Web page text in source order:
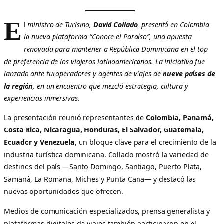
E l ministro de Turismo,David Collado, presentó en Colombia
la nueva plataforma “Conoce el Paraíso”, una apuesta
renovada para mantener a República Dominicana en el top
de preferencia de los viajeros latinoamericanos. La iniciativa fue
lanzada ante turoperadores y agentes de viajes de nueve países de
la región, en un encuentro que mezcló estrategia, cultura y
experiencias inmersivas.
La presentación reunió representantes de Colombia, Panamá,
Costa Rica, Nicaragua, Honduras, El Salvador, Guatemala,
Ecuador y Venezuela, un bloque clave para el crecimiento de la
industria turística dominicana. Collado mostró la variedad de
destinos del país —Santo Domingo, Santiago, Puerto Plata,
Samaná, La Romana, Miches y Punta Cana— y destacó las
nuevas oportunidades que ofrecen.
Medios de comunicación especializados, prensa generalista y